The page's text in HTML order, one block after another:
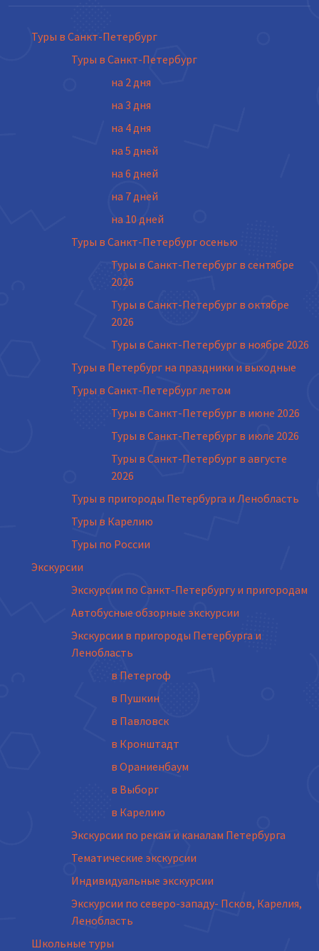
Туры в Санкт-Петербург
Туры в Санкт-Петербург
на 2 дня
на 3 дня
на 4 дня
на 5 дней
на 6 дней
на 7 дней
на 10 дней
Туры в Санкт-Петербург осенью
Туры в Санкт-Петербург в сентябре
2026
Туры в Санкт-Петербург в октябре
2026
Туры в Санкт-Петербург в ноябре 2026
Туры в Петербург на праздники и выходные
Туры в Санкт-Петербург летом
Туры в Санкт-Петербург в июне 2026
Туры в Санкт-Петербург в июле 2026
Туры в Санкт-Петербург в августе
2026
Туры в пригороды Петербурга и Ленобласть
Туры в Карелию
Туры по России
Экскурсии
Экскурсии по Санкт-Петербургу и пригородам
Автобусные обзорные экскурсии
Экскурсии в пригороды Петербурга и
Ленобласть
в Петергоф
в Пушкин
в Павловск
в Кронштадт
в Ораниенбаум
в Выборг
в Карелию
Экскурсии по рекам и каналам Петербурга
Тематические экскурсии
Индивидуальные экскурсии
Экскурсии по северо-западу- Псков, Карелия,
Ленобласть
Школьные туры